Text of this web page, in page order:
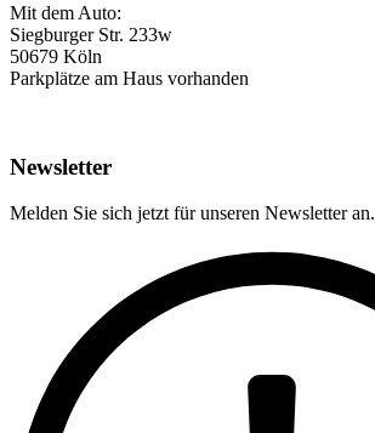
Mit dem Auto:
Siegburger Str. 233w
50679 Köln
Parkplätze am Haus vorhanden
Newsletter
Melden Sie sich jetzt für unseren Newsletter an.